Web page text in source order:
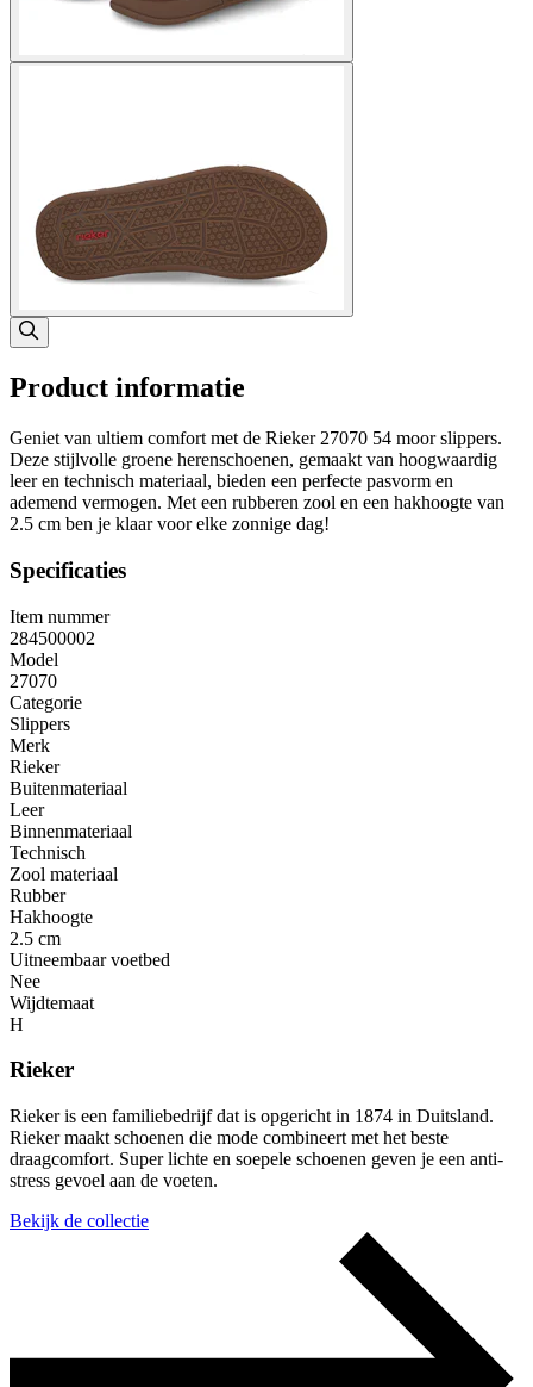
Product informatie
Geniet van ultiem comfort met de Rieker 27070 54 moor slippers.
Deze stijlvolle groene herenschoenen, gemaakt van hoogwaardig
leer en technisch materiaal, bieden een perfecte pasvorm en
ademend vermogen. Met een rubberen zool en een hakhoogte van
2.5 cm ben je klaar voor elke zonnige dag!
Specificaties
Item nummer
284500002
Model
27070
Categorie
Slippers
Merk
Rieker
Buitenmateriaal
Leer
Binnenmateriaal
Technisch
Zool materiaal
Rubber
Hakhoogte
2.5 cm
Uitneembaar voetbed
Nee
Wijdtemaat
H
Rieker
Rieker is een familiebedrijf dat is opgericht in 1874 in Duitsland.
Rieker maakt schoenen die mode combineert met het beste
draagcomfort. Super lichte en soepele schoenen geven je een anti-
stress gevoel aan de voeten.
Bekijk de collectie